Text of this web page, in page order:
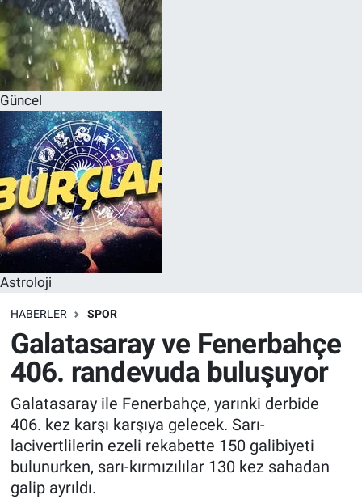
Güncel
Astroloji
HABERLER SPOR
Galatasaray ve Fenerbahçe
406. randevuda buluşuyor
Galatasaray ile Fenerbahçe, yarınki derbide
406. kez karşı karşıya gelecek. Sarı-
lacivertlilerin ezeli rekabette 150 galibiyeti
bulunurken, sarı-kırmızılılar 130 kez sahadan
galip ayrıldı.